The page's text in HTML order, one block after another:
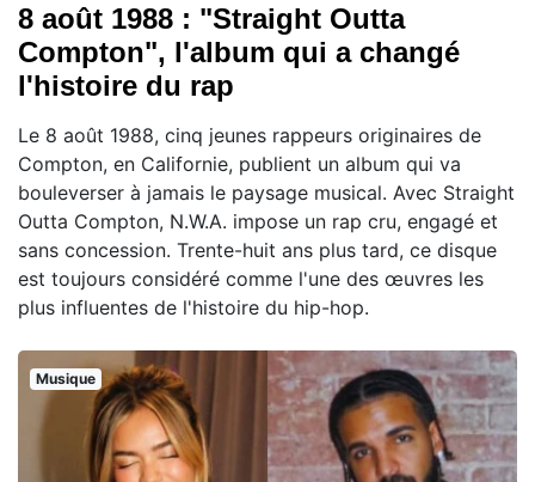
8 août 1988 : "Straight Outta
Compton", l'album qui a changé
l'histoire du rap
Le 8 août 1988, cinq jeunes rappeurs originaires de
Compton, en Californie, publient un album qui va
bouleverser à jamais le paysage musical. Avec Straight
Outta Compton, N.W.A. impose un rap cru, engagé et
sans concession. Trente-huit ans plus tard, ce disque
est toujours considéré comme l'une des œuvres les
plus influentes de l'histoire du hip-hop.
Musique